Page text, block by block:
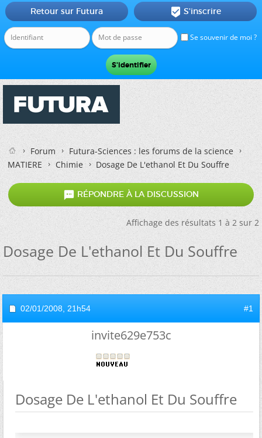
Se souvenir de moi ?
Retour sur Futura  S'inscrire
Forum
Futura-Sciences : les forums de la science
MATIERE
Chimie Dosage De L'ethanol Et Du Souffre
 RÉPONDRE À LA DISCUSSION
Affichage des résultats 1 à 2 sur 2
Dosage De L'ethanol Et Du Souffre
02/01/2008, 21h54 #1
invite629e753c
Dosage De L'ethanol Et Du Souffre